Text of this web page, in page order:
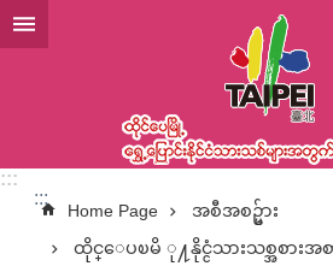
အဓိကအကြောင်းအရာပိတ်ပင်မှုကိုကျေ
:::
:::
Home Page
အစီအစဥ္မ်ား
ထိုင္ေပၿမိ ု႔နိုင္ငံသားသစ္အစား